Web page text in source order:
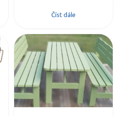
produkty Teknos zajistí
Číst dále